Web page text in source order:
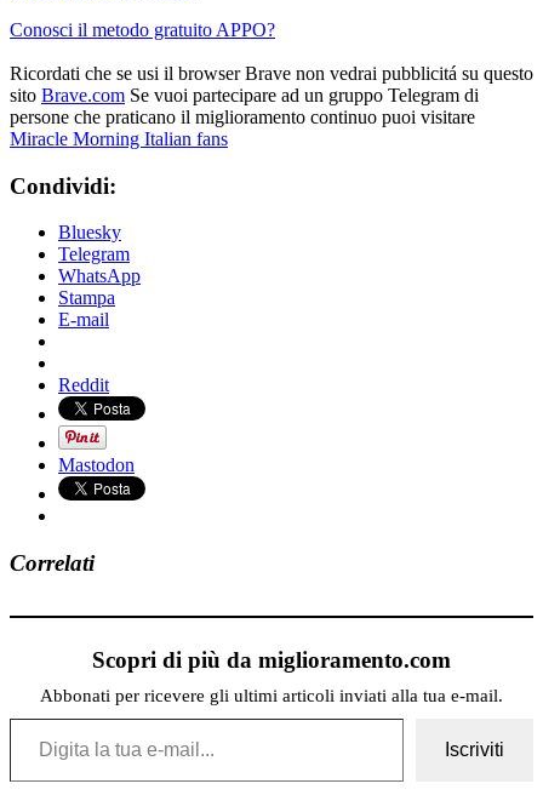
Conosci il metodo gratuito APPO?
Ricordati che se usi il browser Brave non vedrai pubblicitá su questo
sito Brave.com Se vuoi partecipare ad un gruppo Telegram di
persone che praticano il miglioramento continuo puoi visitare
Miracle Morning Italian fans
Condividi:
Bluesky
Telegram
WhatsApp
Stampa
E-mail
Reddit
Mastodon
Correlati
Scopri di più da miglioramento.com
Abbonati per ricevere gli ultimi articoli inviati alla tua e-mail.
Digita la tua e-mail...
Iscriviti